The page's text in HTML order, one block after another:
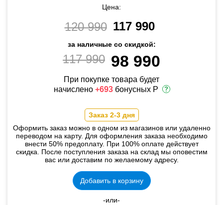
Цена:
120 990 117 990
за наличные со скидкой:
117 990 98 990
При покупке товара будет
начислено +693 бонусных Р
Заказ 2-3 дня
Оформить заказ можно в одном из магазинов или удаленно
переводом на карту. Для оформления заказа необходимо
внести 50% предоплату. При 100% оплате действует
скидка. После поступления заказа на склад мы оповестим
вас или доставим по желаемому адресу.
Добавить в корзину
-или-